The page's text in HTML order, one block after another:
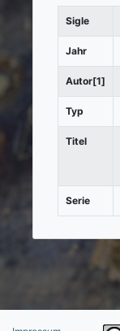
Sigle
Jahr
Autor[1]
Typ
Titel
Serie